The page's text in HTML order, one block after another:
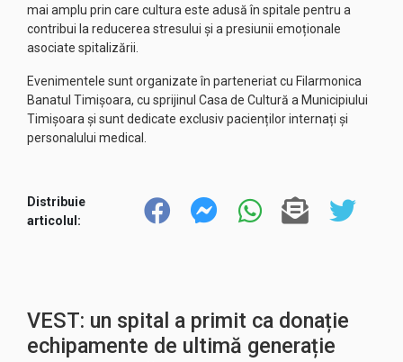
mai amplu prin care cultura este adusă în spitale pentru a
contribui la reducerea stresului și a presiunii emoționale
asociate spitalizării.
Evenimentele sunt organizate în parteneriat cu Filarmonica
Banatul Timișoara, cu sprijinul Casa de Cultură a Municipiului
Timișoara și sunt dedicate exclusiv pacienților internați și
personalului medical.
Distribuie
articolul:
VEST: un spital a primit ca donație
echipamente de ultimă generație